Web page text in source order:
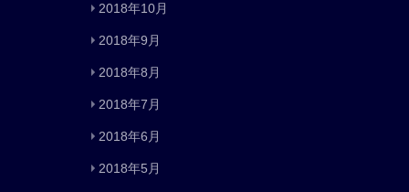
2018年10月
2018年9月
2018年8月
2018年7月
2018年6月
2018年5月